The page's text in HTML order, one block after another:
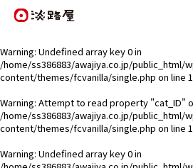
Warning: Undefined array key 0 in
/home/ss386883/awajiya.co.jp/public_html/
content/themes/fcvanilla/single.php on line
Warning: Attempt to read property "cat_ID"
/home/ss386883/awajiya.co.jp/public_html/
content/themes/fcvanilla/single.php on line
Warning: Undefined array key 0 in